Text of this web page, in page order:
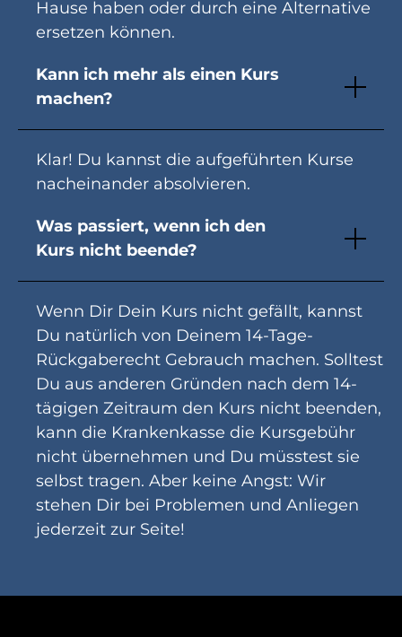
Hause haben oder durch eine Alternative
ersetzen können.
Kann ich mehr als einen Kurs
machen?
Klar! Du kannst die aufgeführten Kurse
nacheinander absolvieren.
Was passiert, wenn ich den
Kurs nicht beende?
Wenn Dir Dein Kurs nicht gefällt, kannst
Du natürlich von Deinem 14-Tage-
Rückgaberecht Gebrauch machen. Solltest
Du aus anderen Gründen nach dem 14-
tägigen Zeitraum den Kurs nicht beenden,
kann die Krankenkasse die Kursgebühr
nicht übernehmen und Du müsstest sie
selbst tragen. Aber keine Angst: Wir
stehen Dir bei Problemen und Anliegen
jederzeit zur Seite!